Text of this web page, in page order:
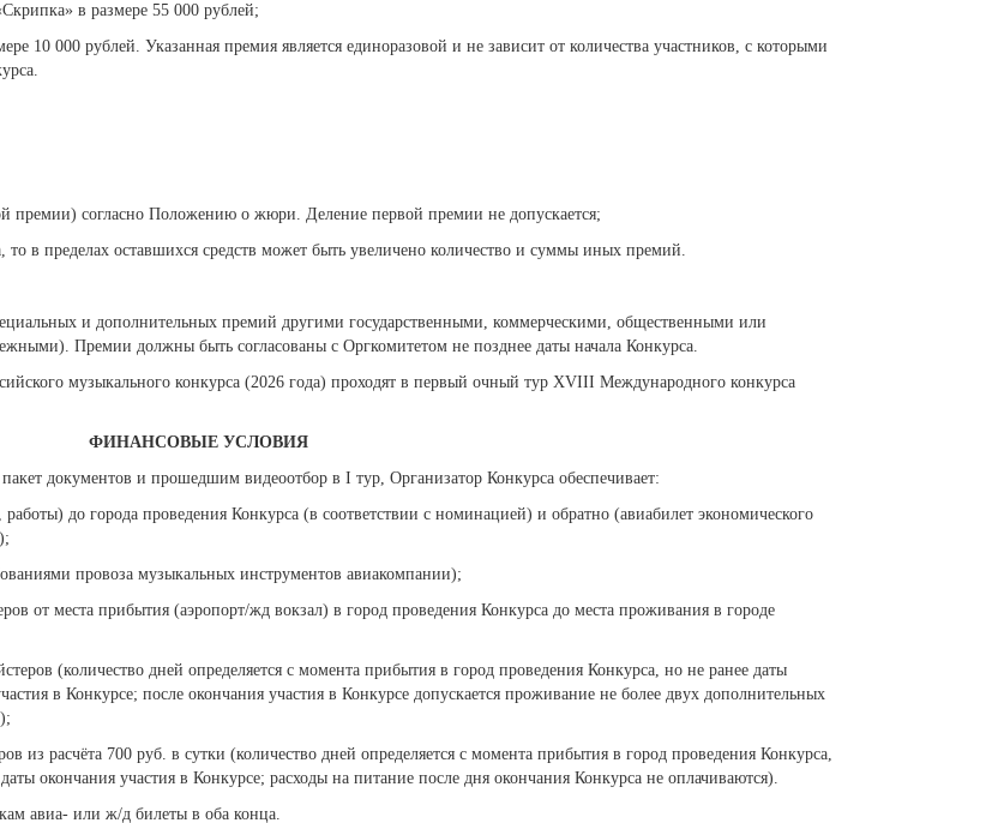
в размере 55 000 рублей;
10 000 рублей. Указанная премия является единоразовой и не зависит от количества участников, с которыми
премии) согласно Положению о жюри. Деление первой премии не допускается;
в пределах оставшихся средств может быть увеличено количество и суммы иных премий.
и дополнительных премий другими государственными, коммерческими, общественными или
Премии должны быть согласованы с Оргкомитетом не позднее даты начала Конкурса.
музыкального конкурса (2026 года) проходят в первый очный тур XVIII Международного конкурса
ФИНАНСОВЫЕ УСЛОВИЯ
документов и прошедшим видеоотбор в I тур, Организатор Конкурса обеспечивает:
до города проведения Конкурса (в соответствии с номинацией) и обратно (авиабилет экономического
провоза музыкальных инструментов авиакомпании);
от места прибытия (аэропорт/жд вокзал) в город проведения Конкурса до места проживания в городе
(количество дней определяется с момента прибытия в город проведения Конкурса, но не ранее даты
в Конкурсе; после окончания участия в Конкурсе допускается проживание не более двух дополнительных
из расчёта 700 руб. в сутки (количество дней определяется с момента прибытия в город проведения Конкурса,
окончания участия в Конкурсе; расходы на питание после дня окончания Конкурса не оплачиваются).
авиа- или ж/д билеты в оба конца.